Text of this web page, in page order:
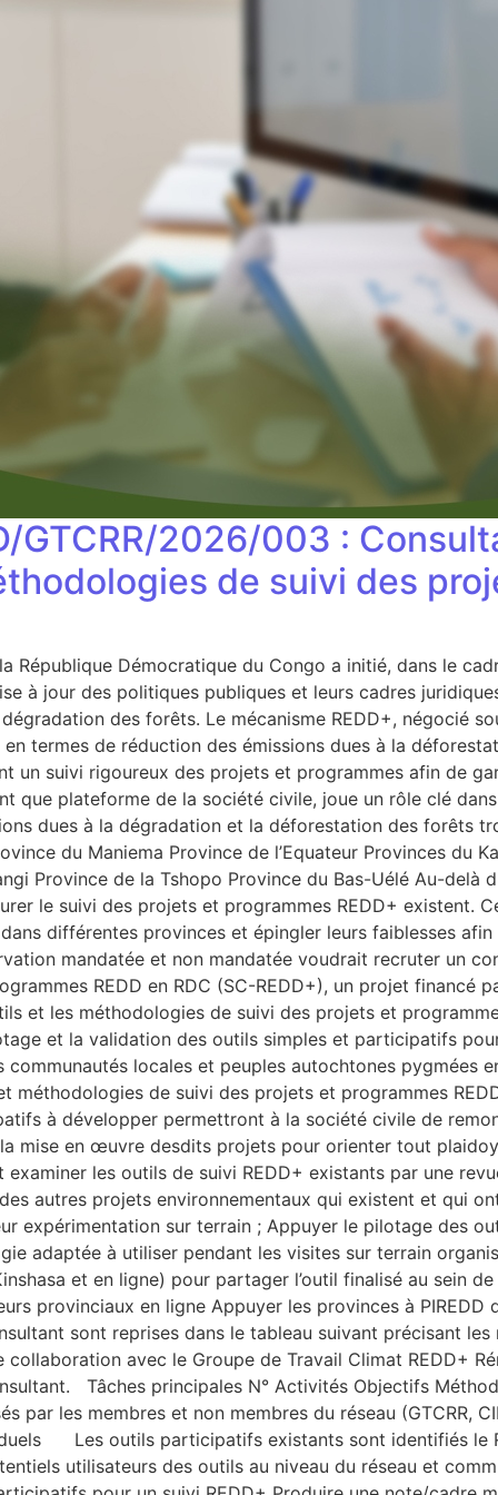
GTCRR/2026/003 :
de suivi des
République Démocratique du Congo a initié, dans le
à jour des politiques publiques et leurs cadres
des forêts. Le mécanisme REDD+, négocié
termes de réduction des émissions dues à la
un suivi rigoureux des projets et programmes afin de
que plateforme de la société civile, joue un rôle clé
dues à la dégradation et la déforestation des forêts
du Maniema Province de l’Equateur Provinces du
Province de la Tshopo Province du Bas-Uélé Au-delà
le suivi des projets et programmes REDD+ existent.
différentes provinces et épingler leurs faiblesses
mandatée et non mandatée voudrait recruter un
REDD en RDC (SC-REDD+), un projet financé
et les méthodologies de suivi des projets et
et la validation des outils simples et participatifs
locales et peuples autochtones pygmées
de suivi des projets et programmes
à développer permettront à la société civile de
mise en œuvre desdits projets pour orienter tout
les outils de suivi REDD+ existants par une
autres projets environnementaux qui existent et qui
expérimentation sur terrain ; Appuyer le pilotage des
adaptée à utiliser pendant les visites sur terrain
et en ligne) pour partager l’outil finalisé au sein
provinciaux en ligne Appuyer les provinces à
sont reprises dans le tableau suivant précisant
avec le Groupe de Travail Climat REDD+
Tâches principales N° Activités Objectifs
les membres et non membres du réseau (GTCRR,
Les outils participatifs existants sont identifiés le
utilisateurs des outils au niveau du réseau et